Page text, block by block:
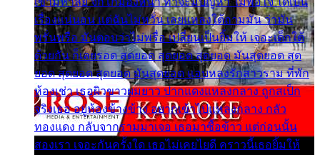
เรื่องแน่นอน แต่ฉันไม่หวั่น เลยแหลงใต้ถามมัน ว่ามัน
พรั่นพรือ มันตอบว่าไม่พรื่อ เปลี่ยนเป็นยิ้มให้ เจอะเด็กใต้
ด้วยกัน ก็เลยรอด สุดยอด สุดยอด สุดยอด มันสุดยอด สุด
ยอด สุดยอด สุดยอด มันสุดยอด แอบหลงรักสาวราม ที่พัก
ห้องเช่า เธอผิวขาวผมยาว ปากแดงแหลงกลาง ถูกสเป็ก
จริงเธอ อยู่ห้องข้างข้าง อยากเข้าไปแหลงกลาง กลัว
ทองแดง กลับจากรามมาเจอ เธอมาซื้อข้าว แต่ก่อนนั้น
สองเรา เจอะกันครั้งใด เธอไม่เคยไยดี คราวนี้เธอยิ้มให้